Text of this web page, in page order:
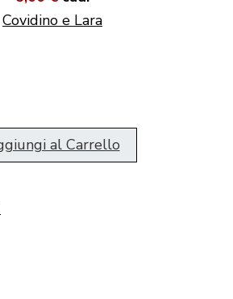
Covidino e Lara
al Carrello